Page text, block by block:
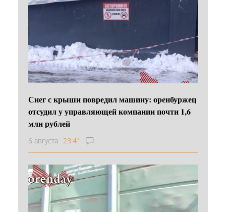
Снег с крыши повредил машину: оренбуржец
отсудил у управляющей компании почти 1,6
млн рублей
6 августа 23:41